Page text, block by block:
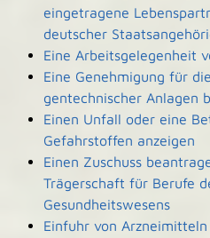
eingetragene
deutscher
Eine Arbeitsgelegenheit
Eine Genehmigung für
gentechnischer Anlagen
Einen Unfall oder eine
Gefahrstoffen anzeigen
Einen Zuschuss
Trägerschaft für Berufe
Gesundheitswesens
Einfuhr von